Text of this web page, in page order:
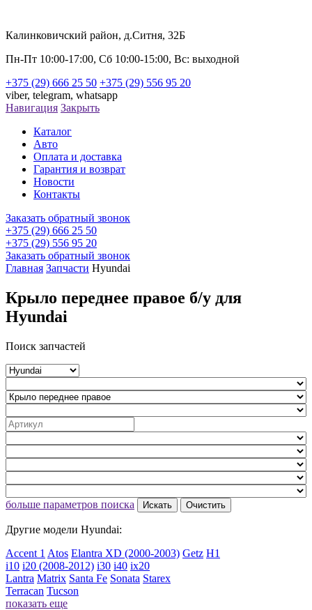
Калинковичский район, д.Ситня, 32Б
Пн-Пт 10:00-17:00, Сб 10:00-15:00, Вс: выходной
+375 (29) 666 25 50 +375 (29) 556 95 20
viber, telegram, whatsapp
Навигация Закрыть
Каталог
Авто
Оплата и доставка
Гарантия и возврат
Новости
Контакты
Заказать обратный звонок
+375 (29) 666 25 50
+375 (29) 556 95 20
Заказать обратный звонок
Главная Запчасти Hyundai
Крыло переднее правое б/у для
Hyundai
Поиск запчастей
больше параметров поиска Искать Очистить
Другие модели Hyundai:
Accent 1 Atos Elantra XD (2000-2003) Getz H1
i10 i20 (2008-2012) i30 i40 ix20
Lantra Matrix Santa Fe Sonata Starex
Terracan Tucson
показать еще